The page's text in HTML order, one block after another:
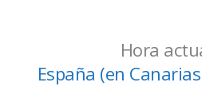
Hora
España (en